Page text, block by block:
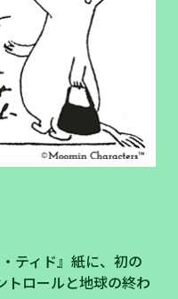
ティド』紙に、初の
トロールと地球の終わ